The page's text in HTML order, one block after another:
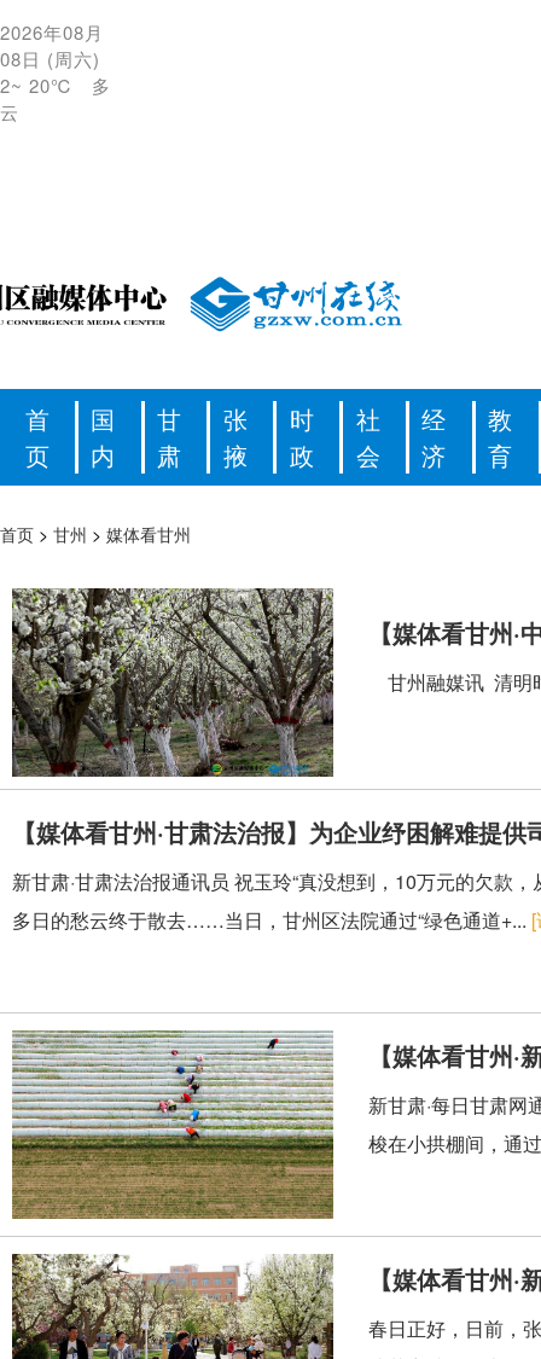
2026年08月
08日 (周六)
2~ 20℃
多
云
首
页
国
内
甘
肃
张
掖
时
政
社
会
经
济
教
育
首页 > 甘州 > 媒体看甘州
【媒体看甘州
甘州融媒讯 清明
【媒体看甘州·甘肃法治报】为企业纾困解难提
新甘肃·甘肃法治报通讯员 祝玉玲“真没想到，10万元的欠款
多日的愁云终于散去……当日，甘州区法院通过“绿色通道+...
【媒体看甘州
新甘肃·每日甘肃
梭在小拱棚间，通
【媒体看甘州
春日正好，日前，